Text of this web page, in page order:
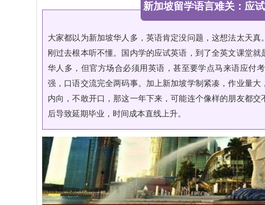
新加坡留学语言难关：应
大家都以为新加坡华人多，英语肯定没问题，这想法太天
刚过去根本听不懂。国内学的应试英语，到了全英文课堂
华人多，但官方场合必须用英语，甚至要学点马来语应付
强，口语交流完全两码事。加上新加坡学制紧凑，作业量
内向，不敢开口，那这一年下来，可能连个像样的朋友都
后导致延期毕业，时间成本直线上升。